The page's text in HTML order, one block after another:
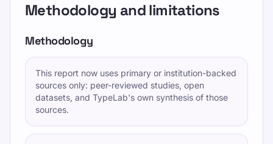
Methodology and limitations
Methodology
This report now uses primary or institution-backed
sources only: peer-reviewed studies, open
datasets, and TypeLab's own synthesis of those
sources.